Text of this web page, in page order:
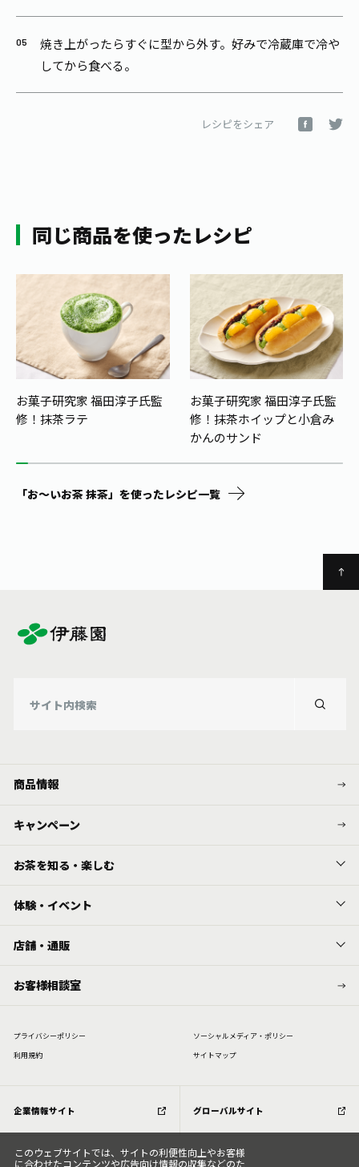
焼き上がったらすぐに型から外す。好みで冷蔵庫で冷や
してから食べる。
レシピをシェア
同じ商品を使ったレシピ
お菓子研究家 福田淳子氏監
修！ 抹茶ラテ
お菓子研究家 福田淳子氏監
修！ 抹茶ホイップと小倉み
かんのサンド
「お～いお茶 抹茶」を使ったレシピ一覧
商品情報
キャンペーン
お茶を知る・楽しむ
体験・イベント
店舗・通販
お客様相談室
プライバシーポリシー
ソーシャルメディア・ポリシー
利⽤規約
サイトマップ
企業情報サイト グローバルサイト
このウェブサイトでは、サイトの利便性向上やお客様
に合わせたコンテンツや広告向け情報の収集などのた